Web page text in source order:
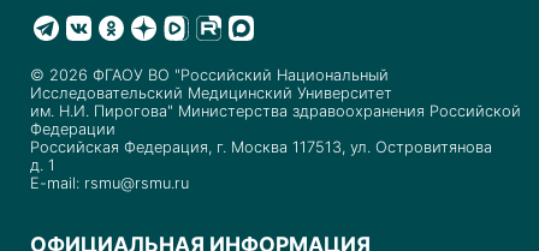
© 2026 ФГАОУ ВО "Российский Национальный
Исследовательский Медицинский Университет
им. Н.И. Пирогова" Министерства здравоохранения Российской
Федерации
Российская Федерация, г. Москва 117513, ул. Островитянова
д. 1
E-mail: rsmu@rsmu.ru
ОФИЦИАЛЬНАЯ ИНФОРМАЦИЯ